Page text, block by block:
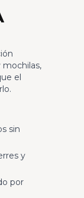
mochilas,
el
sin
y
por